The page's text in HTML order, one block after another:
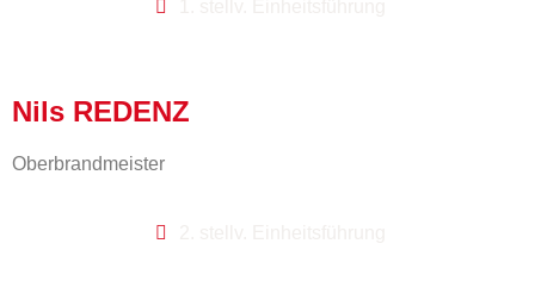
Nils REDENZ
Oberbrandmeister